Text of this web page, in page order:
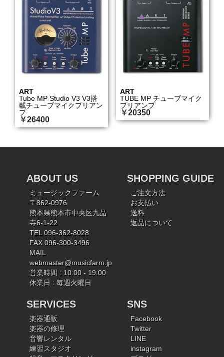
ART
Tube MP Studio V3 V3搭
載チューブマイクプリアン
プ
￥26400
ART
TUBE MP チューブマイク
プリアンプ
￥20350
ABOUT US
ミュージックファーム
〒862-0976
熊本県熊本市中央区九品
寺6-1-22
TEL 096-362-8028
FAX 096-300-3496
MAIL
webmaster@musicfarm.jp
営業時間 : 10:00 - 19:00
休業日 : 毎週火曜日
SHOPPING GUIDE
ご注文方法
お支払い
送料
返品について
SERVICES
楽器通販
楽器の修理
音響レンタル
練習スタジオ
SNS
Facebook
Twitter
LINE
instagram